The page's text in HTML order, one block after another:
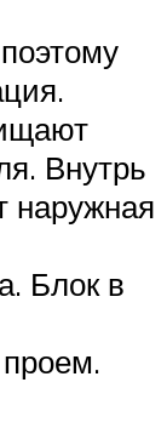
Внутрь
наружная
Блок в